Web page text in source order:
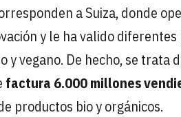
a Suiza, donde
y le ha valido
y vegano. De hecho, se trata
factura 6.000 millones
productos bio y orgánicos.